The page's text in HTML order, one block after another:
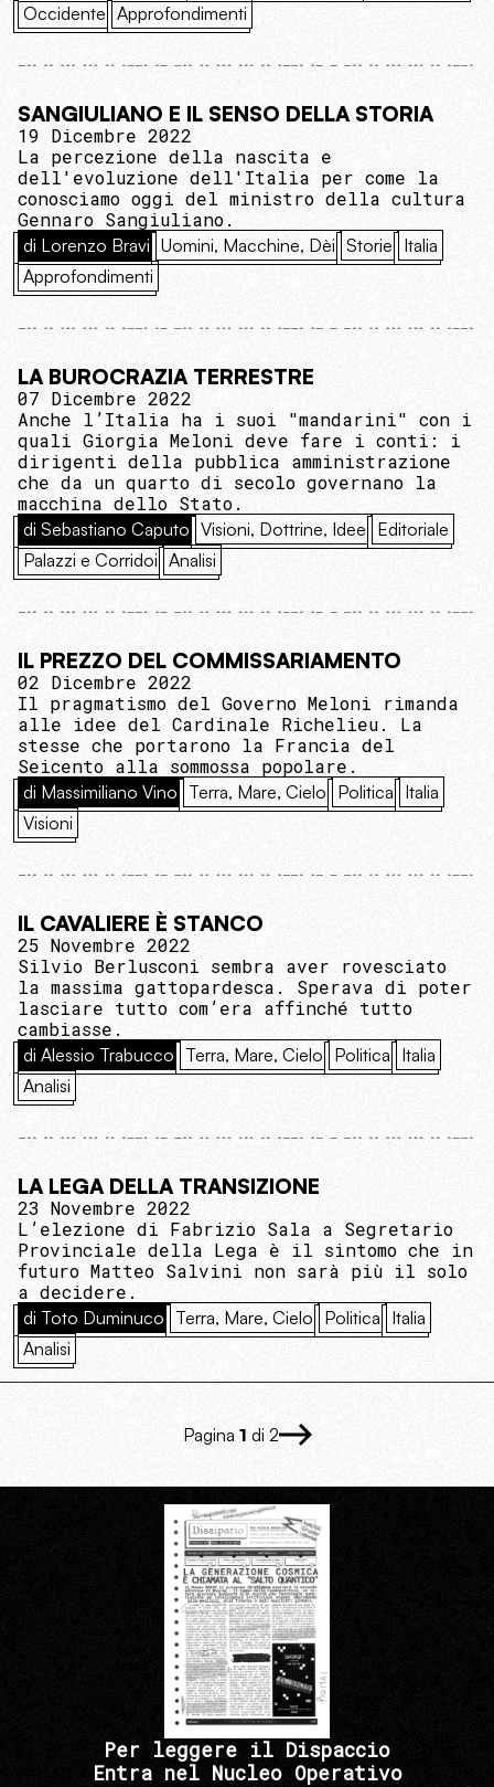
Occidente Approfondimenti
SANGIULIANO E IL SENSO DELLA STORIA
19 Dicembre 2022
La percezione della nascita e
dell'evoluzione dell'Italia per come la
conosciamo oggi del ministro della cultura
Gennaro Sangiuliano.
di Lorenzo Bravi Uomini, Macchine, Dèi Storie Italia
Approfondimenti
LA BUROCRAZIA TERRESTRE
07 Dicembre 2022
Anche l’Italia ha i suoi "mandarini" con i
quali Giorgia Meloni deve fare i conti: i
dirigenti della pubblica amministrazione
che da un quarto di secolo governano la
macchina dello Stato.
di Sebastiano Caputo Visioni, Dottrine, Idee Editoriale
Palazzi e Corridoi Analisi
IL PREZZO DEL COMMISSARIAMENTO
02 Dicembre 2022
Il pragmatismo del Governo Meloni rimanda
alle idee del Cardinale Richelieu. La
stesse che portarono la Francia del
Seicento alla sommossa popolare.
di Massimiliano Vino Terra, Mare, Cielo Politica Italia
Visioni
IL CAVALIERE È STANCO
25 Novembre 2022
Silvio Berlusconi sembra aver rovesciato
la massima gattopardesca. Sperava di poter
lasciare tutto com’era affinché tutto
cambiasse.
di Alessio Trabucco Terra, Mare, Cielo Politica Italia
Analisi
LA LEGA DELLA TRANSIZIONE
23 Novembre 2022
L’elezione di Fabrizio Sala a Segretario
Provinciale della Lega è il sintomo che in
futuro Matteo Salvini non sarà più il solo
a decidere.
di Toto Duminuco Terra, Mare, Cielo Politica Italia
Analisi
Pagina 1 di 2
Per leggere il Dispaccio
Entra nel Nucleo Operativo